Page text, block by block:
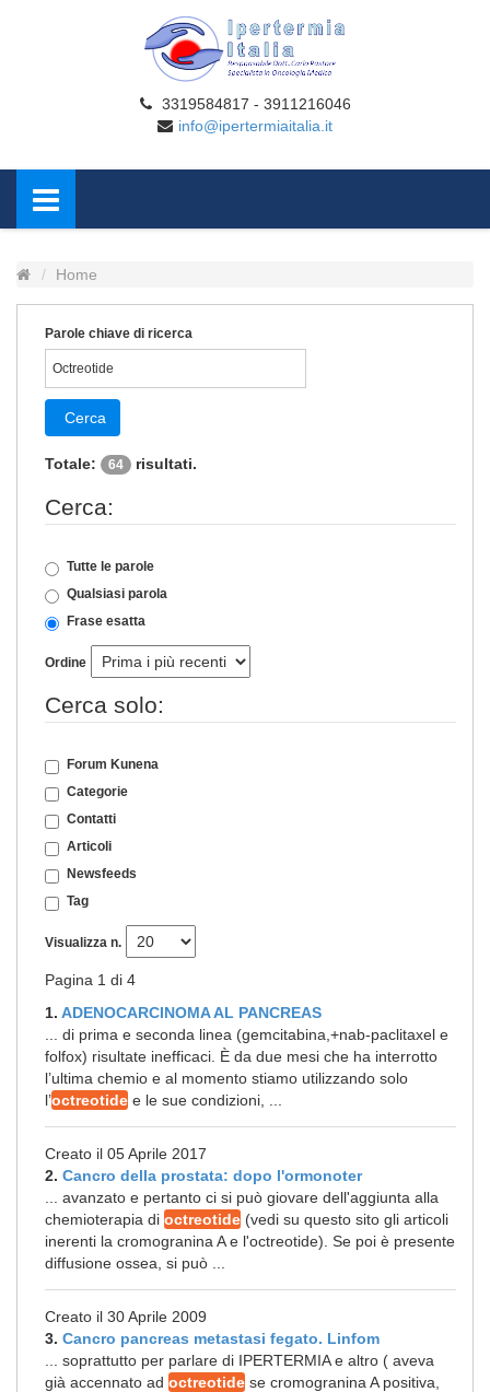
3319584817 - 3911216046
info@ipertermiaitalia.it
Home
Parole chiave di ricerca
Cerca
Totale: 64 risultati.
Cerca:
Tutte le parole
Qualsiasi parola
Frase esatta
Ordine
Cerca solo:
Forum Kunena
Categorie
Contatti
Articoli
Newsfeeds
Tag
Visualizza n.
Pagina 1 di 4
1. ADENOCARCINOMA AL PANCREAS
... di prima e seconda linea (gemcitabina,+nab-paclitaxel e
folfox) risultate inefficaci. È da due mesi che ha interrotto
l’ultima chemio e al momento stiamo utilizzando solo
l’octreotide e le sue condizioni, ...
Creato il 05 Aprile 2017
2. Cancro della prostata: dopo l'ormonoter
... avanzato e pertanto ci si può giovare dell'aggiunta alla
chemioterapia di octreotide (vedi su questo sito gli articoli
inerenti la cromogranina A e l'octreotide). Se poi è presente
diffusione ossea, si può ...
Creato il 30 Aprile 2009
3. Cancro pancreas metastasi fegato. Linfom
... soprattutto per parlare di IPERTERMIA e altro ( aveva
già accennato ad octreotide se cromogranina A positiva,